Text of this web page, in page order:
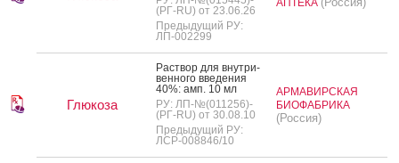
(РГ-RU) от 23.06.26
Предыдущий РУ:
ЛП-002299
Глюкоза
Рас­твор для внут­ри­
вен­но­го вве­дения
40%: амп. 10 мл
РУ: ЛП-№(011256)-
(РГ-RU) от 30.08.10
Предыдущий РУ:
ЛСР-008846/10
АРМАВИРСКАЯ
БИОФАБРИКА
(Россия)